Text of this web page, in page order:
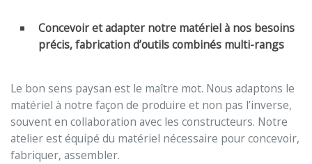
Concevoir et adapter notre matériel à nos besoins
précis, fabrication d’outils combinés multi-rangs
Le bon sens paysan est le maître mot. Nous adaptons le
matériel à notre façon de produire et non pas l’inverse,
souvent en collaboration avec les constructeurs. Notre
atelier est équipé du matériel nécessaire pour concevoir,
fabriquer, assembler.